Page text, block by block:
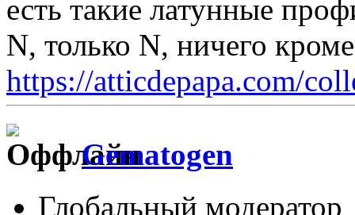
есть такие латунные
N, только N, ничего
https://atticdepapa.com/
Gematogen
Глобальный модератор